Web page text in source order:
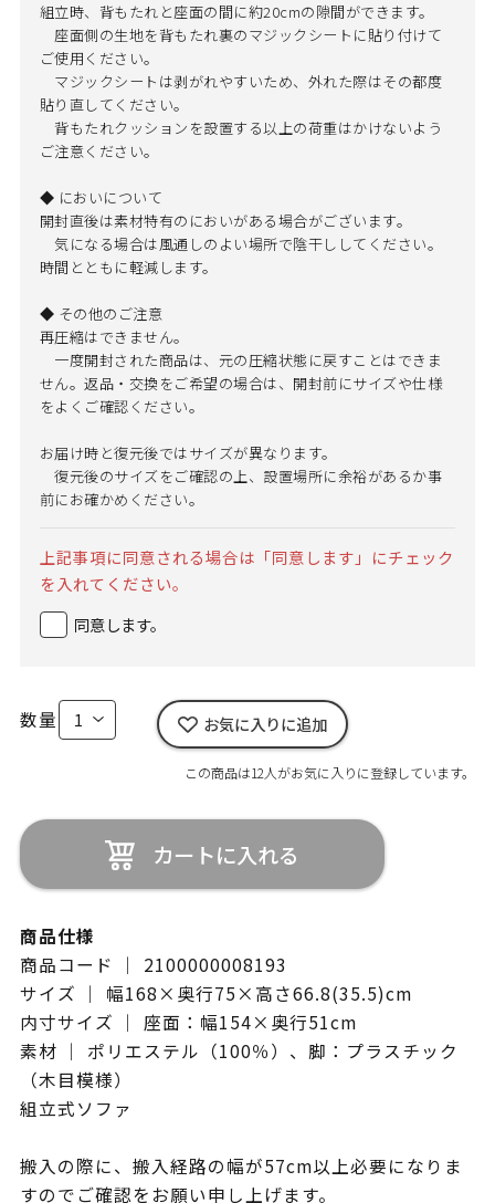
組立時、背もたれと座面の間に約20cmの隙間ができます。
座面側の生地を背もたれ裏のマジックシートに貼り付けて
ご使用ください。
マジックシートは剥がれやすいため、外れた際はその都度
貼り直してください。
背もたれクッションを設置する以上の荷重はかけないよう
ご注意ください。
◆ においについて
開封直後は素材特有のにおいがある場合がございます。
気になる場合は風通しのよい場所で陰干ししてください。
時間とともに軽減します。
◆ その他のご注意
再圧縮はできません。
一度開封された商品は、元の圧縮状態に戻すことはできま
せん。返品・交換をご希望の場合は、開封前にサイズや仕様
をよくご確認ください。
お届け時と復元後ではサイズが異なります。
復元後のサイズをご確認の上、設置場所に余裕があるか事
前にお確かめください。
上記事項に同意される場合は「同意します」にチェック
を入れてください。
同意します。
数量 お気に入りに追加
この商品は12人がお気に入りに登録しています。
カートに入れる
商品仕様
商品コード ｜ 2100000008193
サイズ ｜ 幅168×奥行75×高さ66.8(35.5)cm
内寸サイズ ｜ 座面：幅154×奥行51cm
素材 ｜ ポリエステル（100％）、脚：プラスチック
（木目模様）
組立式ソファ
搬入の際に、搬入経路の幅が57cm以上必要になりま
すのでご確認をお願い申し上げます。